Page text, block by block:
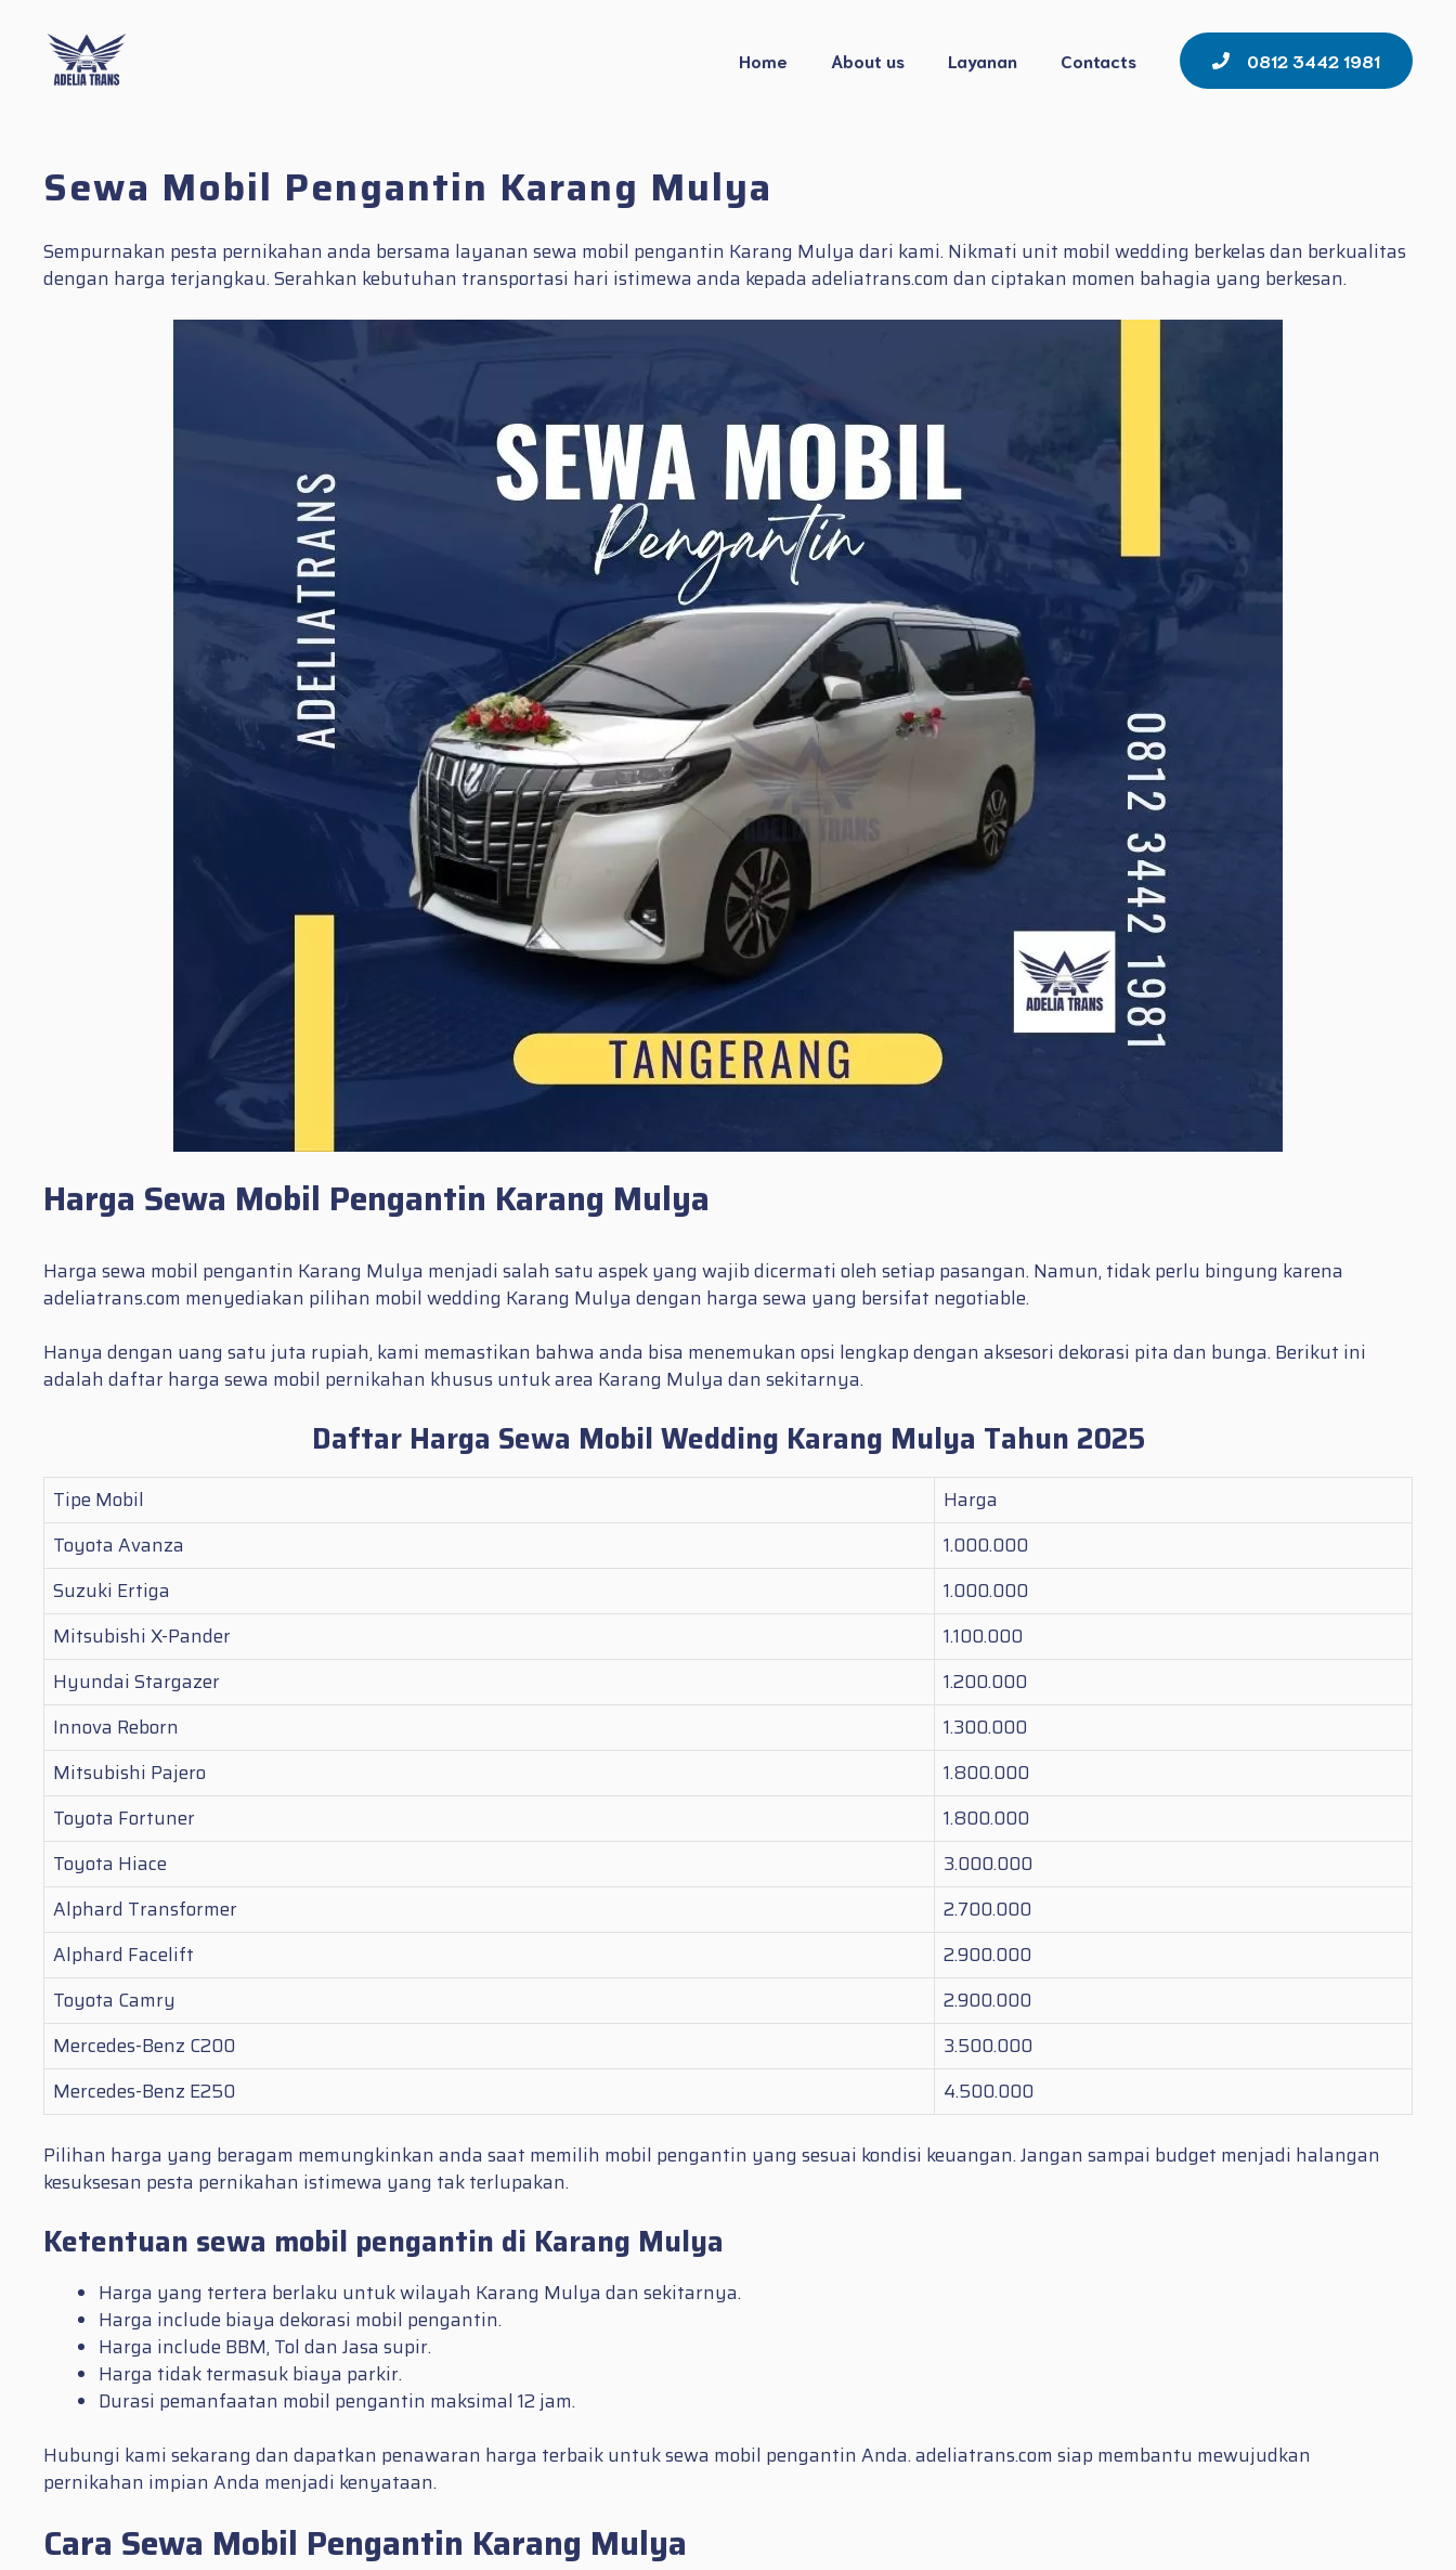
content
Home About us Layanan Contacts 0812 3442 1981
Sewa Mobil Pengantin Karang Mulya
Sempurnakan pesta pernikahan anda bersama layanan sewa mobil pengantin Karang Mulya dari kami. Nikmati unit mobil wedding berkelas dan berkualitas
dengan harga terjangkau. Serahkan kebutuhan transportasi hari istimewa anda kepada adeliatrans.com dan ciptakan momen bahagia yang berkesan.
Harga Sewa Mobil Pengantin Karang Mulya
Harga sewa mobil pengantin Karang Mulya menjadi salah satu aspek yang wajib dicermati oleh setiap pasangan. Namun, tidak perlu bingung karena
adeliatrans.com menyediakan pilihan mobil wedding Karang Mulya dengan harga sewa yang bersifat negotiable.
Hanya dengan uang satu juta rupiah, kami memastikan bahwa anda bisa menemukan opsi lengkap dengan aksesori dekorasi pita dan bunga. Berikut ini
adalah daftar harga sewa mobil pernikahan khusus untuk area Karang Mulya dan sekitarnya.
Daftar Harga Sewa Mobil Wedding Karang Mulya Tahun 2025
Tipe Mobil
Harga
Toyota Avanza
1.000.000
Suzuki Ertiga
1.000.000
Mitsubishi X-Pander
1.100.000
Hyundai Stargazer
1.200.000
Innova Reborn
1.300.000
Mitsubishi Pajero
1.800.000
Toyota Fortuner
1.800.000
Toyota Hiace
3.000.000
Alphard Transformer
2.700.000
Alphard Facelift
2.900.000
Toyota Camry
2.900.000
Mercedes-Benz C200
3.500.000
Mercedes-Benz E250
4.500.000
Pilihan harga yang beragam memungkinkan anda saat memilih mobil pengantin yang sesuai kondisi keuangan. Jangan sampai budget menjadi halangan
kesuksesan pesta pernikahan istimewa yang tak terlupakan.
Ketentuan sewa mobil pengantin di Karang Mulya
Harga yang tertera berlaku untuk wilayah Karang Mulya dan sekitarnya.
Harga include biaya dekorasi mobil pengantin.
Harga include BBM, Tol dan Jasa supir.
Harga tidak termasuk biaya parkir.
Durasi pemanfaatan mobil pengantin maksimal 12 jam.
Hubungi kami sekarang dan dapatkan penawaran harga terbaik untuk sewa mobil pengantin Anda. adeliatrans.com siap membantu mewujudkan
pernikahan impian Anda menjadi kenyataan.
Cara Sewa Mobil Pengantin Karang Mulya